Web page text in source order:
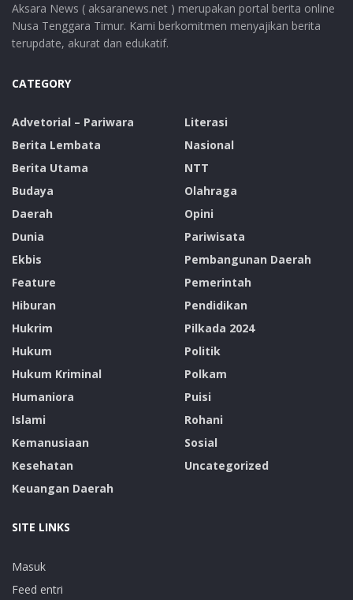
Aksara News ( aksaranews.net ) merupakan portal berita online
Nusa Tenggara Timur. Kami berkomitmen menyajikan berita
terupdate, akurat dan edukatif.
CATEGORY
Advetorial – Pariwara
Berita Lembata
Berita Utama
Budaya
Daerah
Dunia
Ekbis
Feature
Hiburan
Hukrim
Hukum
Hukum Kriminal
Humaniora
Islami
Kemanusiaan
Kesehatan
Keuangan Daerah
Literasi
Nasional
NTT
Olahraga
Opini
Pariwisata
Pembangunan Daerah
Pemerintah
Pendidikan
Pilkada 2024
Politik
Polkam
Puisi
Rohani
Sosial
Uncategorized
SITE LINKS
Masuk
Feed entri